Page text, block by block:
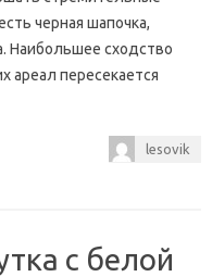
черная шапочка,
Наибольшее сходство
ареал пересекается
lesovik
с белой